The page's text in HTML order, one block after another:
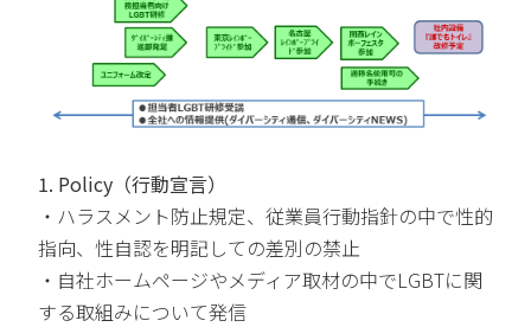
1. Policy（行動宣言）
・ハラスメント防止規定、従業員行動指針の中で性的
指向、性自認を明記しての差別の禁止
・自社ホームページやメディア取材の中でLGBTに関
する取組みについて発信